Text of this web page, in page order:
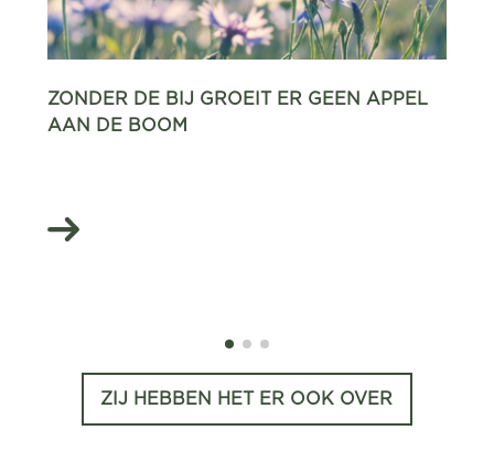
ZONDER DE BIJ GROEIT ER GEEN APPEL
AAN DE BOOM
ZIJ HEBBEN HET ER OOK OVER